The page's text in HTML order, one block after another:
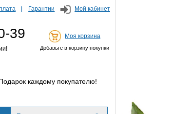
Гарантии Мой кабинет
39 Моя корзина
Добавьте в корзину покупки
каждому покупателю!